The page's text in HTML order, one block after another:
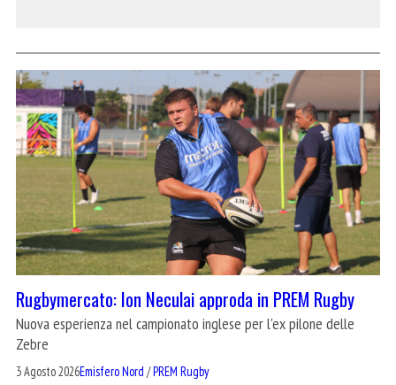
Rugbymercato: Ion Neculai approda in PREM Rugby
Nuova esperienza nel campionato inglese per l'ex pilone delle
Zebre
3 Agosto 2026Emisfero Nord /PREM Rugby